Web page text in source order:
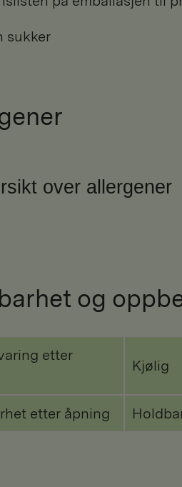
sukker
over allergener
og
etter
Kjølig
etter åpning